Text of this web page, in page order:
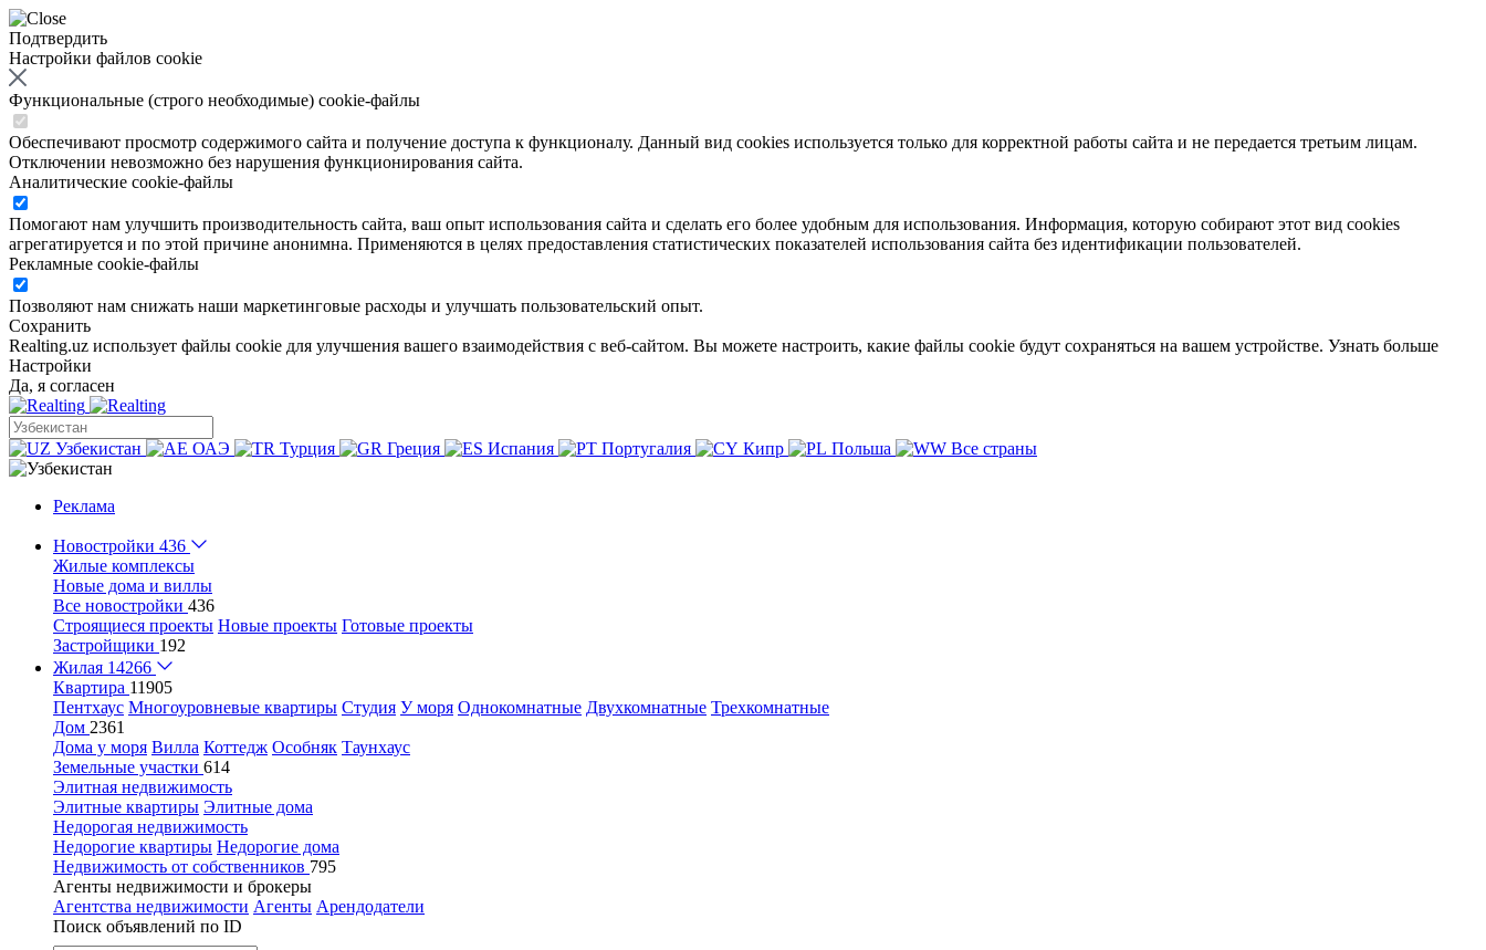
Подтвердить
Настройки файлов cookie
Функциональные (строго необходимые) cookie-файлы
Обеспечивают просмотр содержимого сайта и получение доступа к функционалу. Данный вид cookies используется только для корректной работы сайта и не передается третьим лицам.
Отключении невозможно без нарушения функционирования сайта.
Аналитические cookie-файлы
Помогают нам улучшить производительность сайта, ваш опыт использования сайта и сделать его более удобным для использования. Информация, которую собирают этот вид cookies
агрегатируется и по этой причине анонимна. Применяются в целях предоставления статистических показателей использования сайта без идентификации пользователей.
Рекламные cookie-файлы
Позволяют нам снижать наши маркетинговые расходы и улучшать пользовательский опыт.
Сохранить
Realting.uz использует файлы cookie для улучшения вашего взаимодействия с веб-сайтом. Вы можете настроить, какие файлы cookie будут сохраняться на вашем устройстве. Узнать больше
Настройки
Да, я согласен
Узбекистан ОАЭ Турция Греция Испания Португалия Кипр Польша Все страны
Реклама
Новостройки 436
Жилые комплексы
Новые дома и виллы
Все новостройки 436
Строящиеся проекты Новые проекты Готовые проекты
Застройщики 192
Жилая 14266
Квартира 11905
Пентхаус Многоуровневые квартиры Студия У моря Однокомнатные Двухкомнатные Трехкомнатные
Дом 2361
Дома у моря Вилла Коттедж Особняк Таунхаус
Земельные участки 614
Элитная недвижимость
Элитные квартиры Элитные дома
Недорогая недвижимость
Недорогие квартиры Недорогие дома
Недвижимость от собственников 795
Агенты недвижимости и брокеры
Агентства недвижимости Агенты Арендодатели
Поиск объявлений по ID